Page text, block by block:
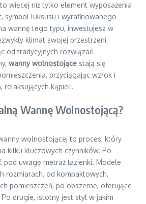
to więcej niż tylko element wyposażenia
symbol luksusu i wyrafinowanego
wannę tego typu, inwestujesz w
klimat swojej przestrzeni
od tradycyjnych rozwiązań
wanny wolnostojące stają się
przyciągając wzrok i
relaksujących kąpieli.
Wannę Wolnostojącą?
wolnostojącej to proces, który
kilku kluczowych czynników. Po
pod uwagę metraż łazienki. Modele
rozmiarach, od kompaktowych,
pomieszczeń, po obszerne, oferujące
drugie, istotny jest styl w jakim